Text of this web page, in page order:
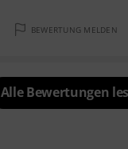
BEWERTUNG MELDEN
Alle Bewertungen